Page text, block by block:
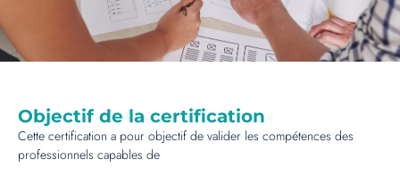
Objectif de la certification
Cette certification a pour objectif de valider les compétences des
professionnels capables de